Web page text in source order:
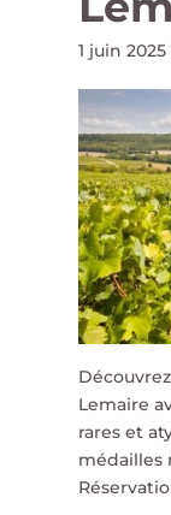
1 juin
Lemaire
rares et
médailles